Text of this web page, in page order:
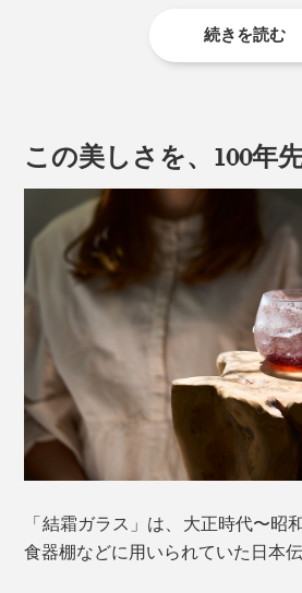
脚つきの「祥」は、容量180ml。
グはもちろん、日本酒にも似合い
も、日々のささやかな乾杯も、特
アイスクリームやフルーツを盛り
パフェの完成です。
＜縁＞
ガラスの表面に、筆で「膠（にか
「膠」とは、牛などの皮・骨など
その膠がゆっくりと収縮する力
け、まるで霜が降りる瞬間を閉じ
るという仕組みです。
続きを読む
この美しさを、100年
「結霜ガラス」は、大正時代〜昭
食器棚などに用いられていた日本伝